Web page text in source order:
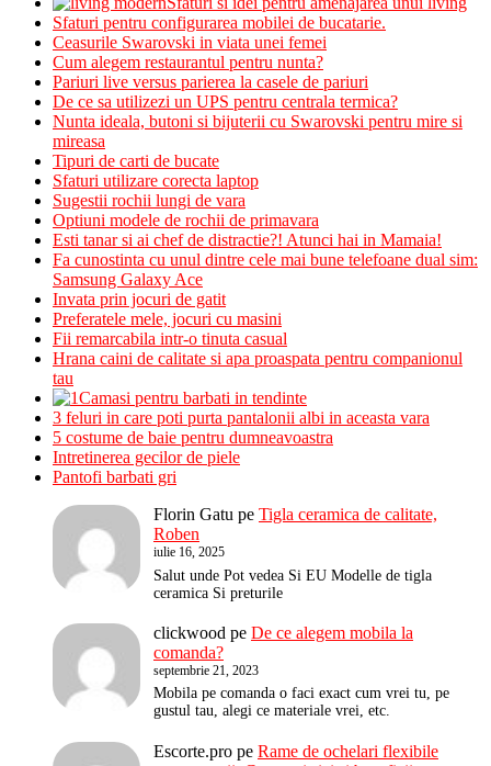
Sfaturi pentru configurarea mobilei de bucatarie.
Ceasurile Swarovski in viata unei femei
Cum alegem restaurantul pentru nunta?
Pariuri live versus parierea la casele de pariuri
De ce sa utilizezi un UPS pentru centrala termica?
Nunta ideala, butoni si bijuterii cu Swarovski pentru mire si
mireasa
Tipuri de carti de bucate
Sfaturi utilizare corecta laptop
Sugestii rochii lungi de vara
Optiuni modele de rochii de primavara
Esti tanar si ai chef de distractie?! Atunci hai in Mamaia!
Fa cunostinta cu unul dintre cele mai bune telefoane dual sim:
Samsung Galaxy Ace
Invata prin jocuri de gatit
Preferatele mele, jocuri cu masini
Fii remarcabila intr-o tinuta casual
Hrana caini de calitate si apa proaspata pentru companionul
tau
Camasi pentru barbati in tendinte
3 feluri in care poti purta pantalonii albi in aceasta vara
5 costume de baie pentru dumneavoastra
Intretinerea gecilor de piele
Pantofi barbati gri
Florin Gatu pe Tigla ceramica de calitate,
Roben
iulie 16, 2025
Salut unde Pot vedea Si EU Modelle de tigla
ceramica Si preturile
clickwood pe De ce alegem mobila la
comanda?
septembrie 21, 2023
Mobila pe comanda o faci exact cum vrei tu, pe
gustul tau, alegi ce materiale vrei, etc.
Escorte.pro pe Rame de ochelari flexibile